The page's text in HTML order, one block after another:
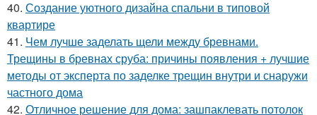
40. Создание уютного дизайна спальни в типовой
квартире
41. Чем лучше заделать щели между бревнами.
Трещины в бревнах сруба: причины появления + лучшие
методы от эксперта по заделке трещин внутри и снаружи
частного дома
42. Отличное решение для дома: зашпаклевать потолок